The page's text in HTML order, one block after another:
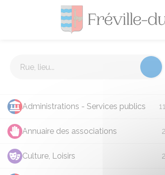
Administrations - Services publics 11
Annuaire des associations 2
Culture, Loisirs 2